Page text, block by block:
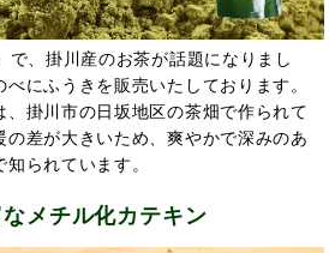
で、掛川産のお茶が話題になりまし
にふうきを販売いたしております。
掛川市の日坂地区の茶畑で作られて
差が大きいため、爽やかで深みのあ
られています。
メチル化カテキン